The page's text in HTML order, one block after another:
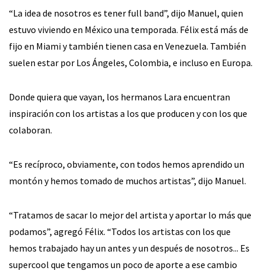
“La idea de nosotros es tener full band”, dijo Manuel, quien
estuvo viviendo en México una temporada. Félix está más de
fijo en Miami y también tienen casa en Venezuela. También
suelen estar por Los Ángeles, Colombia, e incluso en Europa.
Donde quiera que vayan, los hermanos Lara encuentran
inspiración con los artistas a los que producen y con los que
colaboran.
“Es recíproco, obviamente, con todos hemos aprendido un
montón y hemos tomado de muchos artistas”, dijo Manuel.
“Tratamos de sacar lo mejor del artista y aportar lo más que
podamos”, agregó Félix. “Todos los artistas con los que
hemos trabajado hay un antes y un después de nosotros... Es
supercool que tengamos un poco de aporte a ese cambio